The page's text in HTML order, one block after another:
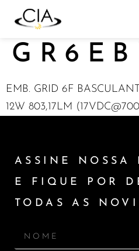
EMB. GRID 6F
12W 803,17LM
ASSINE NOSSA
E FIQUE POR
TODAS AS